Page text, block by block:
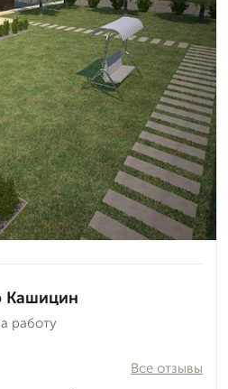
Кашицин
работу
Все отзывы